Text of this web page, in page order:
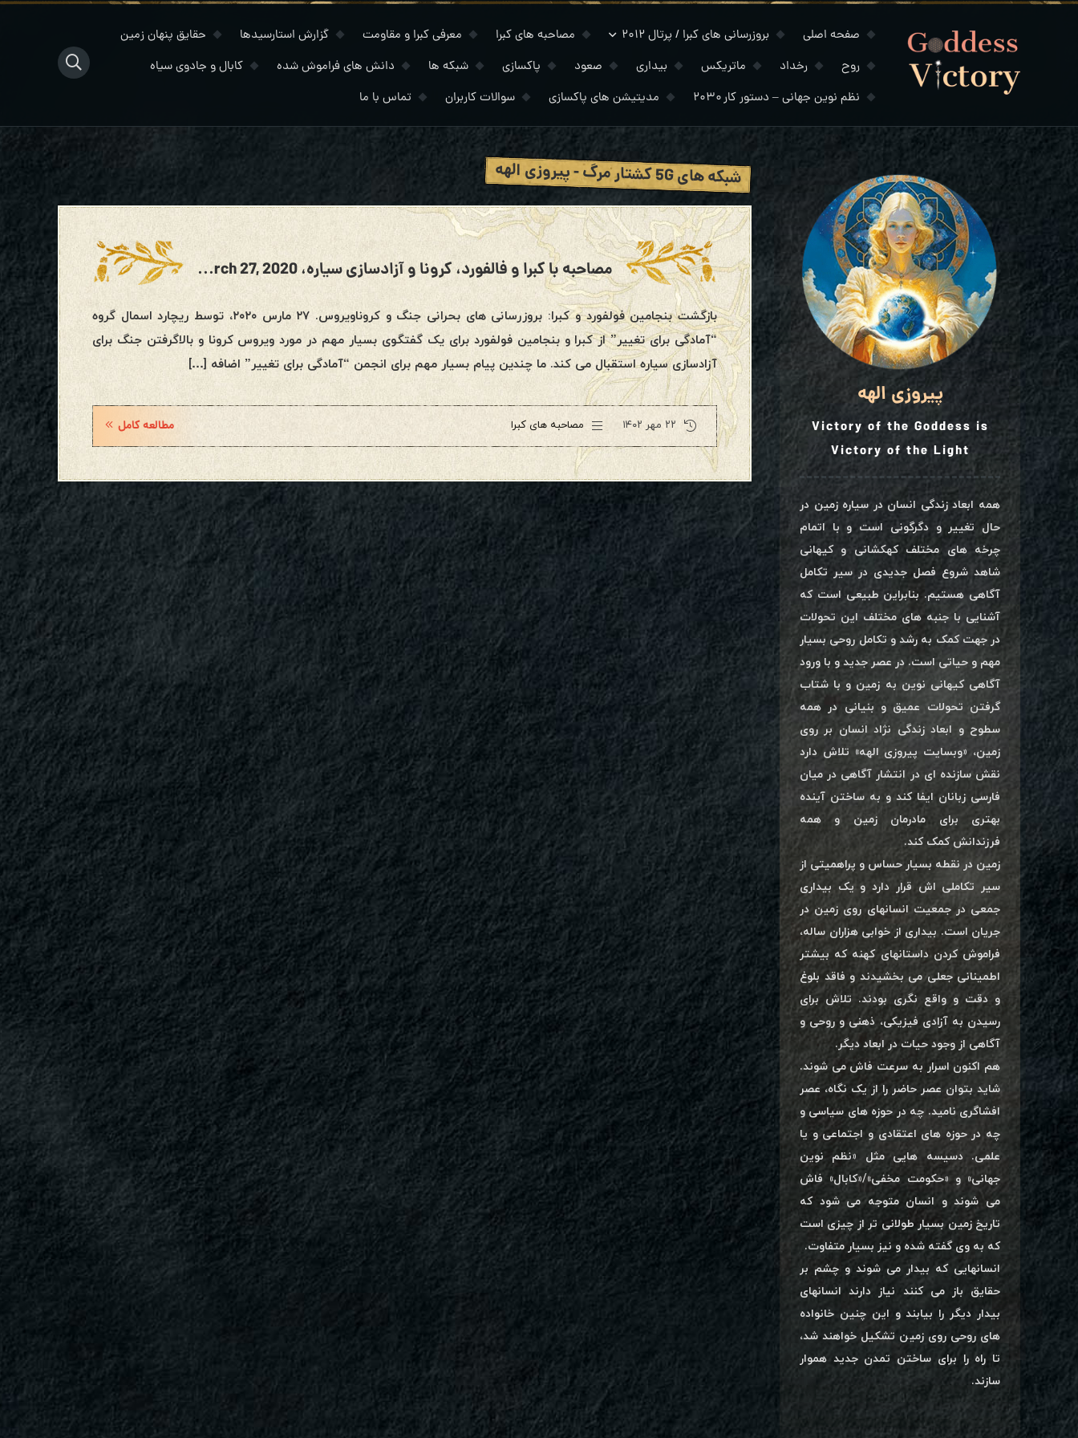
صفحه اصلی بروزرسانی های کبرا / پرتال ۲۰۱۲ مصاحبه های کبرا معرفی کبرا و مقاومت گزارش استارسیدها
حقایق پنهان زمین
روح
رخداد ماتریکس بیداری صعود پاکسازی شبکه ها دانش های فراموش شده
کابال و جادوی سیاه
نظم نوین جهانی – دستور کار ۲۰۳۰
مدیتیشن های پاکسازی سوالات کاربران تماس با ما
شبکه های 5G کشتار مرگ - پیروزی الهه
مصاحبه با کبرا و فالفورد، کرونا و آزادسازی سیاره، March 27, 2020
بازگشت بنجامین فولفورد و کبرا: بروزرسانی های بحرانی جنگ و کروناویروس. ۲۷ مارس ۲۰۲۰، توسط ریچارد اسمال گروه
“آمادگی برای تغییر” از کبرا و بنجامین فولفورد برای یک گفتگوی بسیار مهم در مورد ویروس کرونا و بالاگرفتن جنگ برای
آزادسازی سیاره استقبال می کند. ما چندین پیام بسیار مهم برای انجمن “آمادگی برای تغییر” اضافه […]
۲۲ مهر ۱۴۰۲ مصاحبه های کبرا مطالعه کامل
پیروزی الهه
Victory of the Goddess is
Victory of the Light
همه ابعاد زندگی انسان در سیاره زمین در
حال تغییر و دگرگونی است و با اتمام
چرخه های مختلف کهکشانی و کیهانی
شاهد شروع فصل جدیدی در سیر تکامل
آگاهی هستیم. بنابراین طبیعی است که
آشنایی با جنبه های مختلف این تحولات
در جهت کمک به رشد و تکامل روحی بسیار
مهم و حیاتی است. در عصر جدید و با ورود
آگاهی کیهانی نوین به زمین و با شتاب
گرفتن تحولات عمیق و بنیانی در همه
سطوح و ابعاد زندگی نژاد انسان بر روی
زمین، «وبسایت پیروزی الهه» تلاش دارد
نقش سازنده ای در انتشار آگاهی در میان
فارسی زبانان ایفا کند و به ساختن آینده
بهتری برای مادرمان زمین و همه
فرزندانش کمک کند.
زمین در نقطه بسیار حساس و پراهمیتی از
سیر تکاملی اش قرار دارد و یک بیداری
جمعی در جمعیت انسانهای روی زمین در
جریان است. بیداری از خوابی هزاران ساله،
فراموش کردن داستانهای کهنه که بیشتر
اطمینانی جعلی می بخشیدند و فاقد بلوغ
و دقت و واقع نگری بودند. تلاش برای
رسیدن به آزادی فیزیکی، ذهنی و روحی و
آگاهی از وجود حیات در ابعاد دیگر.
هم اکنون اسرار به سرعت فاش می شوند.
شاید بتوان عصر حاضر را از یک نگاه، عصر
افشاگری نامید. چه در حوزه های سیاسی و
چه در حوزه های اعتقادی و اجتماعی و یا
علمی. دسیسه هایی مثل «نظم نوین
جهانی» و «حکومت مخفی»/«کابال» فاش
می شوند و انسان متوجه می شود که
تاریخ زمین بسیار طولانی تر از چیزی است
که به وی گفته شده و نیز بسیار متفاوت.
انسانهایی که بیدار می شوند و چشم بر
حقایق باز می کنند نیاز دارند انسانهای
بیدار دیگر را بیابند و این چنین خانواده
های روحی روی زمین تشکیل خواهند شد،
تا راه را برای ساختن تمدن جدید هموار
سازند.